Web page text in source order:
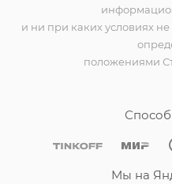
и ни при каких условиях
положениями
Мы на